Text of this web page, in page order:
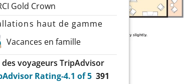
Gold Crown
haut de gamme
Vacances en famille
voyageurs TripAdvisor
391